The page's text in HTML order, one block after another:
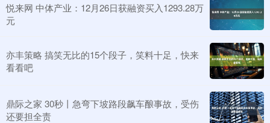
悦来网 中体产业：12月26日获融资买入1293.28万
元
亦丰策略 搞笑无比的15个段子，笑料十足，快来
看看吧
鼎际之家 30秒丨急弯下坡路段飙车酿事故，受伤
还要担全责